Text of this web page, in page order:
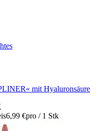
mit Hyaluronsäure
6,99 €pro / 1 Stk